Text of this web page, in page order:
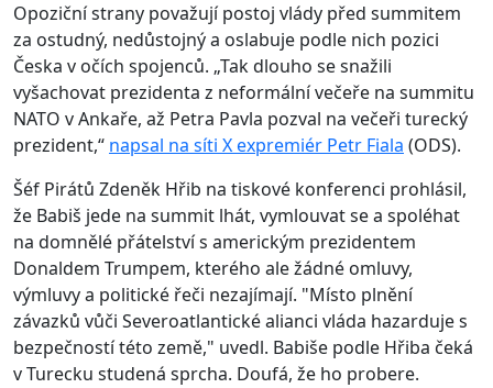
Opoziční strany považují postoj vlády před summitem
za ostudný, nedůstojný a oslabuje podle nich pozici
Česka v očích spojenců. „Tak dlouho se snažili
vyšachovat prezidenta z neformální večeře na summitu
NATO v Ankaře, až Petra Pavla pozval na večeři turecký
prezident,“ napsal na síti X expremiér Petr Fiala (ODS).
Šéf Pirátů Zdeněk Hřib na tiskové konferenci prohlásil,
že Babiš jede na summit lhát, vymlouvat se a spoléhat
na domnělé přátelství s americkým prezidentem
Donaldem Trumpem, kterého ale žádné omluvy,
výmluvy a politické řeči nezajímají. "Místo plnění
závazků vůči Severoatlantické alianci vláda hazarduje s
bezpečností této země," uvedl. Babiše podle Hřiba čeká
v Turecku studená sprcha. Doufá, že ho probere.